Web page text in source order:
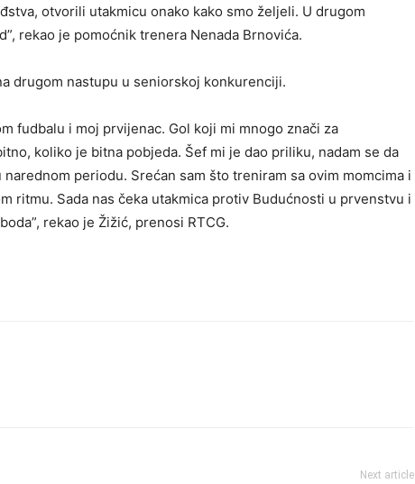
otvorili utakmicu onako kako smo željeli. U drugom
rekao je pomoćnik trenera Nenada Brnovića.
drugom nastupu u seniorskoj konkurenciji.
fudbalu i moj prvijenac. Gol koji mi mnogo znači za
koliko je bitna pobjeda. Šef mi je dao priliku, nadam se da
periodu. Srećan sam što treniram sa ovim momcima i
ritmu. Sada nas čeka utakmica protiv Budućnosti u prvenstvu i
rekao je Žižić, prenosi RTCG.
Next article